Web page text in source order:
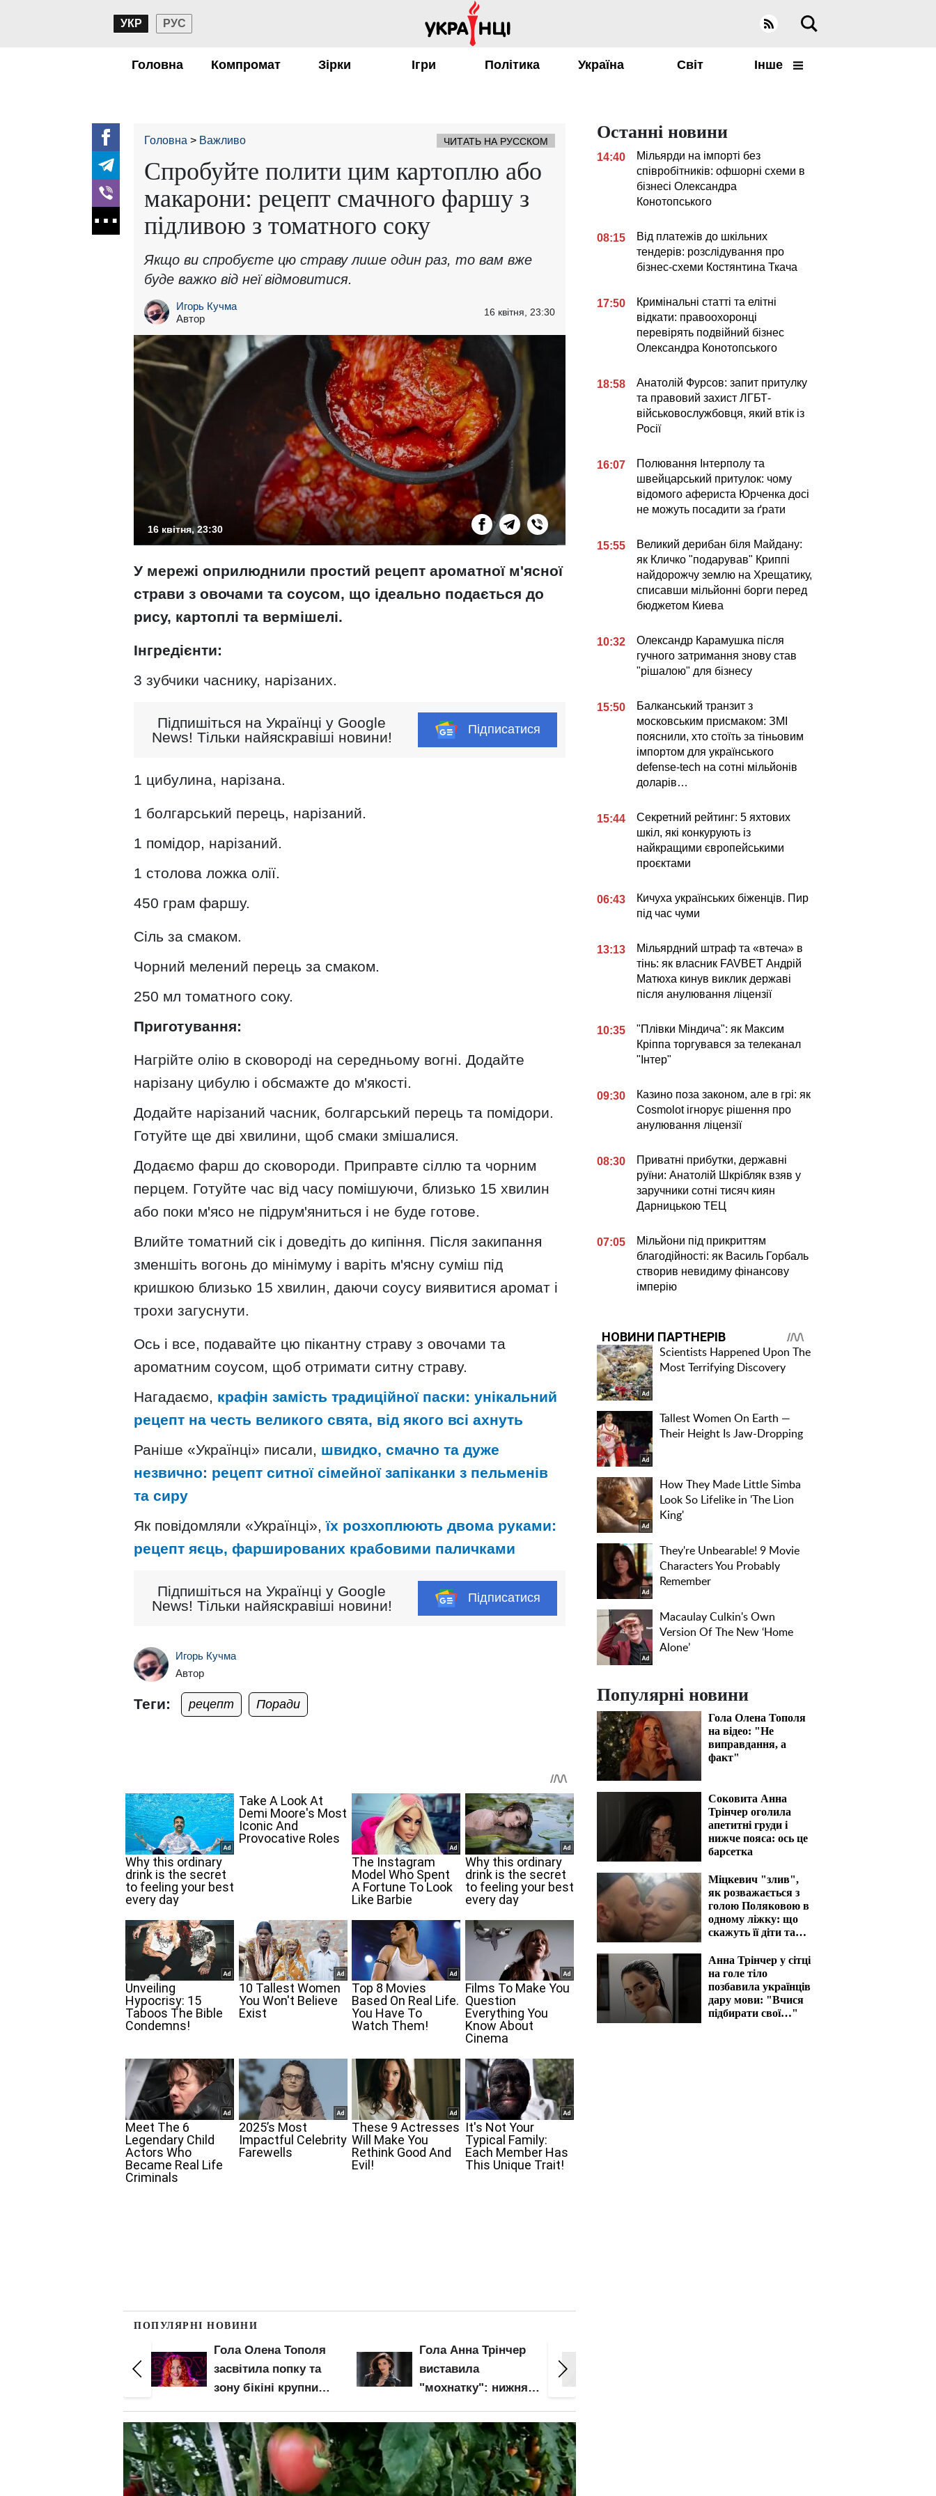
УКР РУС
Головна Компромат Зірки Ігри Політика Україна Світ Інше
Головна Важливо ЧИТАТЬ НА РУССКОМ
Спробуйте полити цим картоплю або
макарони: рецепт смачного фаршу з
підливою з томатного соку
Якщо ви спробуєте цю страву лише один раз, то вам вже
буде важко від неї відмовитися.
Игорь Кучма
Автор
16 квітня, 23:30
16 квітня, 23:30
У мережі оприлюднили простий рецепт ароматної м'ясної
страви з овочами та соусом, що ідеально подається до
рису, картоплі та вермішелі.
Інгредієнти:
3 зубчики часнику, нарізаних.
Підпишіться на Українці у Google
News! Тільки найяскравіші новини!
Підписатися
1 цибулина, нарізана.
1 болгарський перець, нарізаний.
1 помідор, нарізаний.
1 столова ложка олії.
450 грам фаршу.
Сіль за смаком.
Чорний мелений перець за смаком.
250 мл томатного соку.
Приготування:
Нагрійте олію в сковороді на середньому вогні. Додайте
нарізану цибулю і обсмажте до м'якості.
Додайте нарізаний часник, болгарський перець та помідори.
Готуйте ще дві хвилини, щоб смаки змішалися.
Додаємо фарш до сковороди. Приправте сіллю та чорним
перцем. Готуйте час від часу помішуючи, близько 15 хвилин
або поки м'ясо не підрум'яниться і не буде готове.
Влийте томатний сік і доведіть до кипіння. Після закипання
зменшіть вогонь до мінімуму і варіть м'ясну суміш під
кришкою близько 15 хвилин, даючи соусу виявитися аромат і
трохи загуснути.
Ось і все, подавайте цю пікантну страву з овочами та
ароматним соусом, щоб отримати ситну страву.
Нагадаємо, крафін замість традиційної паски: унікальний
рецепт на честь великого свята, від якого всі ахнуть
Раніше «Українці» писали, швидко, смачно та дуже
незвично: рецепт ситної сімейної запіканки з пельменів
та сиру
Як повідомляли «Українці»,їх розхоплюють двома руками:
рецепт яєць, фаршированих крабовими паличками
Підпишіться на Українці у Google
News! Тільки найяскравіші новини!
Підписатися
Игорь Кучма
Автор
Теги: рецепт Поради
ПОПУЛЯРНІ НОВИНИ
Гола Анна Трінчер
виставила
"мохнатку": нижня
Соковита Анна
Трінчер оголила
апетитні груди і
барсетка
Останні новини
14:40
Мільярди на імпорті без
співробітників: офшорні схеми в
бізнесі Олександра
Конотопського
08:15
Від платежів до шкільних
тендерів: розслідування про
бізнес-схеми Костянтина Ткача
17:50
Кримінальні статті та елітні
відкати: правоохоронці
перевірять подвійний бізнес
Олександра Конотопського
18:58
Анатолій Фурсов: запит притулку
та правовий захист ЛГБТ-
військовослужбовця, який втік із
Росії
16:07
Полювання Інтерполу та
швейцарський притулок: чому
відомого афериста Юрченка досі
не можуть посадити за ґрати
15:55
Великий дерибан біля Майдану:
як Кличко "подарував" Криппі
найдорожчу землю на Хрещатику,
списавши мільйонні борги перед
бюджетом Киева
10:32
Олександр Карамушка після
гучного затримання знову став
"рішалою" для бізнесу
15:50
Балканський транзит з
московським присмаком: ЗМІ
пояснили, хто стоїть за тіньовим
імпортом для українського
defense-tech на сотні мільйонів
доларів…
15:44
Секретний рейтинг: 5 яхтових
шкіл, які конкурують із
найкращими європейськими
проєктами
06:43
Кичуха українських біженців. Пир
під час чуми
13:13
Мільярдний штраф та «втеча» в
тінь: як власник FAVBET Андрій
Матюха кинув виклик державі
після анулювання ліцензії
10:35
"Плівки Міндича": як Максим
Кріппа торгувався за телеканал
"Інтер"
09:30
Казино поза законом, але в грі: як
Cosmolot ігнорує рішення про
анулювання ліцензії
08:30
Приватні прибутки, державні
руїни: Анатолій Шкрібляк взяв у
заручники сотні тисяч киян
Дарницькою ТЕЦ
07:05
Мільйони під прикриттям
благодійності: як Василь Горбаль
створив невидиму фінансову
імперію
Популярні новини
Гола Олена Тополя
на відео: "Не
виправдання, а
факт"
Соковита Анна
Трінчер оголила
апетитні груди і
нижче пояса: ось це
барсетка
Міцкевич "злив",
як розважається з
голою Поляковою в
одному ліжку: що
скажуть її діти та
Анна Трінчер у сітці
на голе тіло
позбавила українців
дару мови: "Вчися
підбирати свої…"